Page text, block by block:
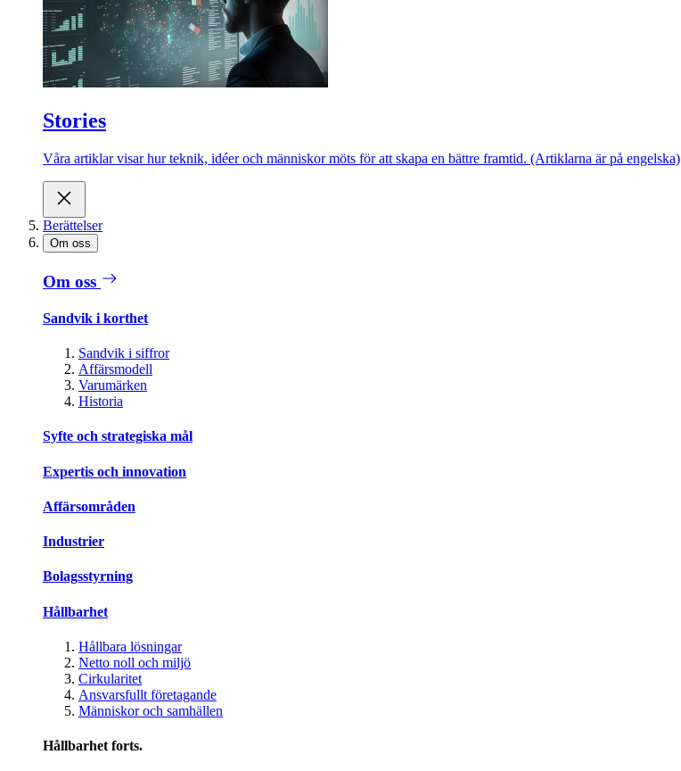
Stories
Våra artiklar visar hur teknik, idéer och människor möts för att skapa en bättre framtid. (Artiklarna är på engelska)
Berättelser
Om oss
Om oss
Sandvik i korthet
Sandvik i siffror
Affärsmodell
Varumärken
Historia
Syfte och strategiska mål
Expertis och innovation
Affärsområden
Industrier
Bolagsstyrning
Hållbarhet
Hållbara lösningar
Netto noll och miljö
Cirkularitet
Ansvarsfullt företagande
Människor och samhällen
Hållbarhet forts.